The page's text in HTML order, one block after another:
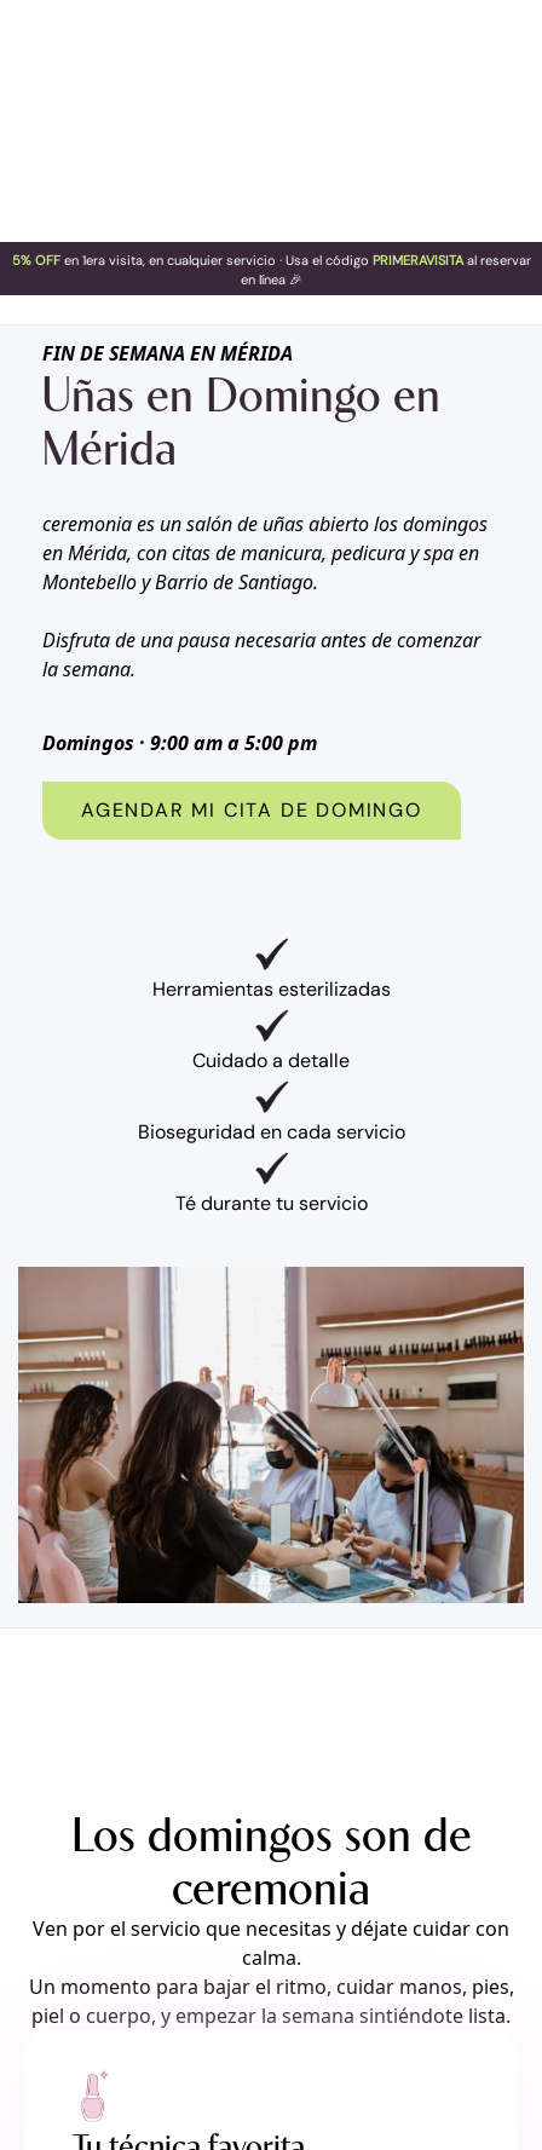
5% OFFen 1era visita, en cualquier servicio · Usa el código PRIMERAVISITAal reservar
en línea 🎉
FIN DE SEMANA EN MÉRIDA
Uñas en Domingo en
Mérida
ceremonia es un salón de uñas abierto los domingos
en Mérida, con citas de manicura, pedicura y spa en
Montebello y Barrio de Santiago.
Disfruta de una pausa necesaria antes de comenzar
la semana.
Domingos · 9:00 am a 5:00 pm
AGENDAR MI CITA DE DOMINGO
Herramientas esterilizadas
Cuidado a detalle
Bioseguridad en cada servicio
Té durante tu servicio
Los domingos son de
ceremonia
Ven por el servicio que necesitas y déjate cuidar con
calma.
Un momento para bajar el ritmo, cuidar manos, pies,
piel o cuerpo, y empezar la semana sintiéndote lista.